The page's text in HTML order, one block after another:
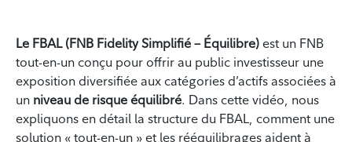
Le FBAL (FNB Fidelity Simplifié – Équilibre) est un FNB
tout-en-un conçu pour offrir au public investisseur une
exposition diversifiée aux catégories d’actifs associées à
un niveau de risque équilibré. Dans cette vidéo, nous
expliquons en détail la structure du FBAL, comment une
solution « tout-en-un » et les rééquilibrages aident à